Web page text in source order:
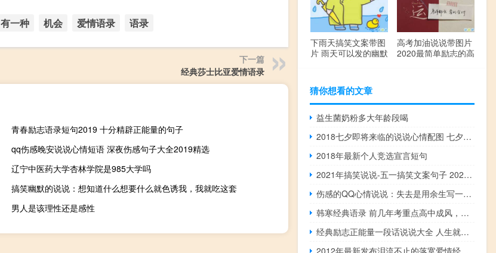
有一种 机会 爱情语录 语录
下一篇
经典莎士比亚爱情语录
青春励志语录短句2019 十分精辟正能量的句子
qq伤感晚安说说心情短语 深夜伤感句子大全2019精选
辽宁中医药大学杏林学院是985大学吗
搞笑幽默的说说：想知道什么想要什么就色诱我，我就吃这套
男人是该理性还是感性
下雨天搞笑文案带图
片 雨天可以发的幽默
高考加油说说带图片
2020最简单励志的高
猜你想看的文章
益生菌奶粉多大年龄段喝
2018七夕即将来临的说说心情配图 七夕快到了的说说图片
2018年最新个人竞选宣言短句
2021年搞笑说说-五一搞笑文案句子 2020五一微信搞笑说说带图片
伤感的QQ心情说说：失去是用余生写一首诗，却一个字都不能提及你
韩寒经典语录 前几年考重点高中成风，现在已经成疯。
经典励志正能量一段话说说大全 人生就是不断奋斗的励志说说